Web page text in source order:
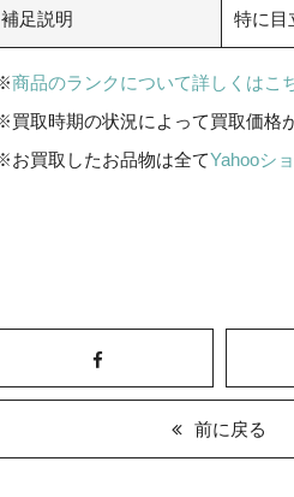
補足説明 特に目
商品のランクについて詳しくはこ
買取時期の状況によって買取価格
お買取したお品物は全てYahooシ
前に戻る